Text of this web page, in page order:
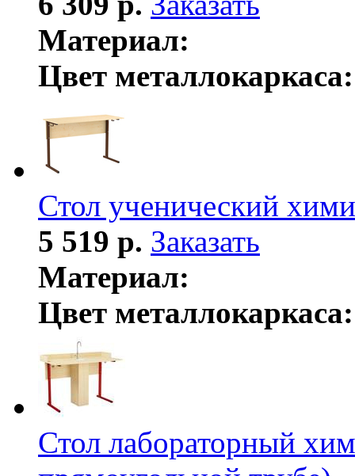
Материал:
Цвет металлокаркаса:
Стол ученический
5 519 р. Заказать
Материал:
Цвет металлокаркаса:
Стол лабораторный